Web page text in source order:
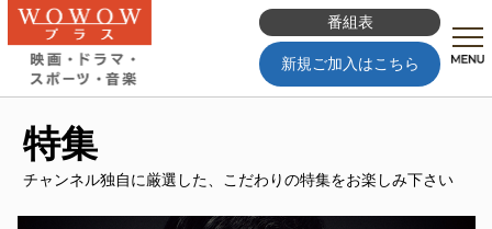
番組表
新規ご加入はこちら
特集
チャンネル独自に厳選した、 こだわりの特集をお楽しみ下さい